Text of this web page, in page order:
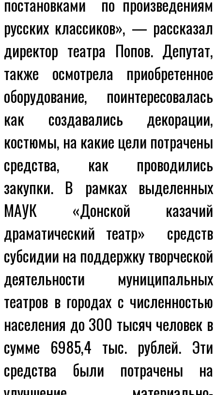
постановками по произведениям
русских классиков», — рассказал
директор театра Попов. Депутат,
также осмотрела приобретенное
оборудование, поинтересовалась
как создавались декорации,
костюмы, на какие цели потрачены
средства, как проводились
закупки. В рамках выделенных
МАУК «Донской казачий
драматический театр» средств
субсидии на поддержку творческой
деятельности муниципальных
театров в городах с численностью
населения до 300 тысяч человек в
сумме 6985,4 тыс. рублей. Эти
средства были потрачены на